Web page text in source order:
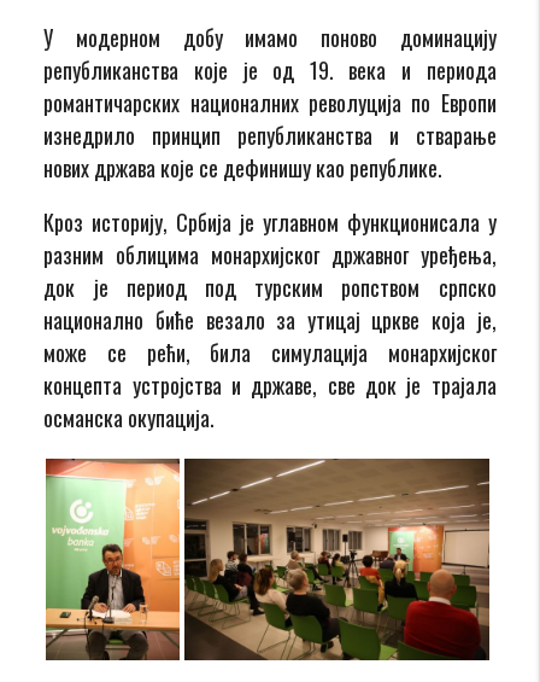
У модерном добу имамо поново доминацију
републиканства које је од 19. века и периода
романтичарских националних револуција по Европи
изнедрило принцип републиканства и стварање
нових држава које се дефинишу као републике.
Кроз историју, Србија је углавном функционисала у
разним облицима монархијског државног уређења,
док је период под турским ропством српско
национално биће везало за утицај цркве која је,
може се рећи, била симулација монархијског
концепта устројства и државе, све док је трајала
османска окупација.